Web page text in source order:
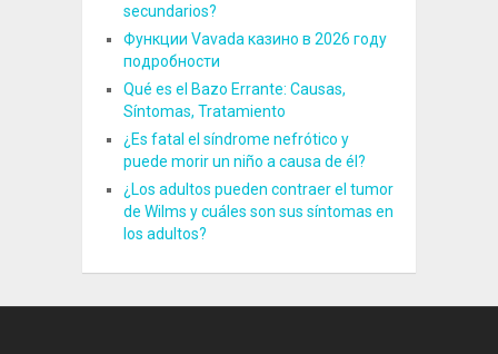
secundarios?
Функции Vavada казино в 2026 году
подробности
Qué es el Bazo Errante: Causas,
Síntomas, Tratamiento
¿Es fatal el síndrome nefrótico y
puede morir un niño a causa de él?
¿Los adultos pueden contraer el tumor
de Wilms y cuáles son sus síntomas en
los adultos?